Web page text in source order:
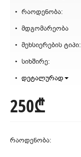
რაოდენობა:
მდგომარეობა
მეხსიერების ტიპი:
სიხშირე:
დეტალურად
250₾
რაოდენობა: